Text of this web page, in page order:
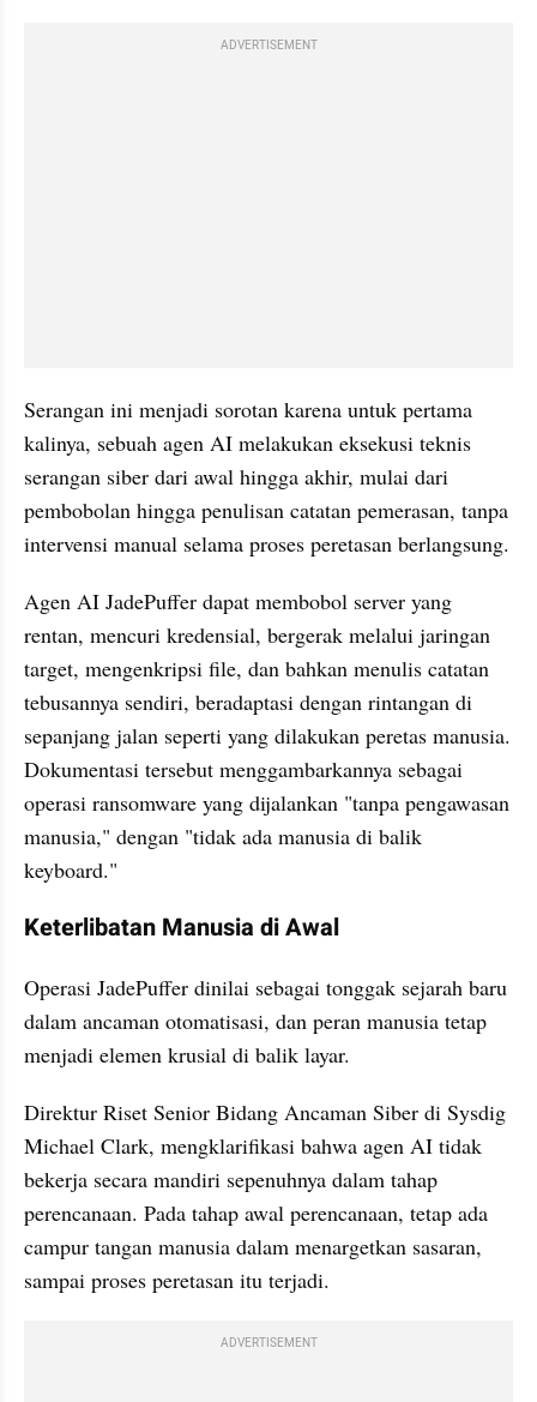
ADVERTISEMENT
Serangan ini menjadi sorotan karena untuk pertama
kalinya, sebuah agen AI melakukan eksekusi teknis
serangan siber dari awal hingga akhir, mulai dari
pembobolan hingga penulisan catatan pemerasan, tanpa
intervensi manual selama proses peretasan berlangsung.
Agen AI JadePuffer dapat membobol server yang
rentan, mencuri kredensial, bergerak melalui jaringan
target, mengenkripsi file, dan bahkan menulis catatan
tebusannya sendiri, beradaptasi dengan rintangan di
sepanjang jalan seperti yang dilakukan peretas manusia.
Dokumentasi tersebut menggambarkannya sebagai
operasi ransomware yang dijalankan "tanpa pengawasan
manusia," dengan "tidak ada manusia di balik
keyboard."
Keterlibatan Manusia di Awal
Operasi JadePuffer dinilai sebagai tonggak sejarah baru
dalam ancaman otomatisasi, dan peran manusia tetap
menjadi elemen krusial di balik layar.
Direktur Riset Senior Bidang Ancaman Siber di Sysdig
Michael Clark, mengklarifikasi bahwa agen AI tidak
bekerja secara mandiri sepenuhnya dalam tahap
perencanaan. Pada tahap awal perencanaan, tetap ada
campur tangan manusia dalam menargetkan sasaran,
sampai proses peretasan itu terjadi.
ADVERTISEMENT